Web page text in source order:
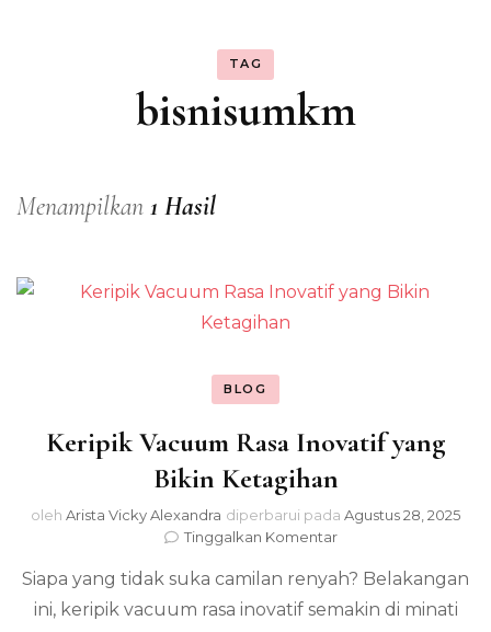
TAG
bisnisumkm
Menampilkan 1 Hasil
BLOG
Keripik Vacuum Rasa Inovatif yang
Bikin Ketagihan
oleh Arista Vicky Alexandra diperbarui pada Agustus 28, 2025
Tinggalkan Komentarpada
Vacuum
Rasa
Siapa yang tidak suka camilan renyah? Belakangan
ini, keripik vacuum rasa inovatif semakin di minati